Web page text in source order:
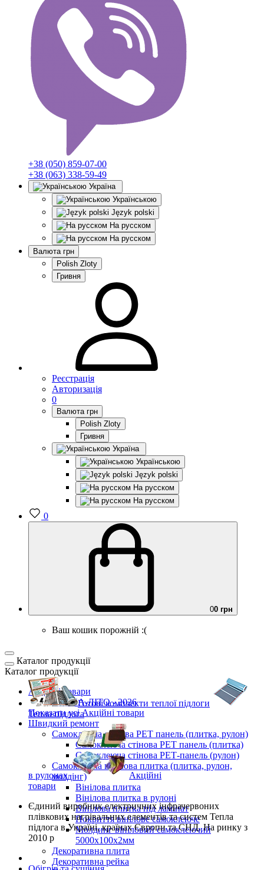
+38 (050) 859-07-00
+38 (063) 338-59-49
Україна
Українською
Język polski
На русском
На русском
Валюта грн
Polish Zloty
Гривня
Реєстрація
Авторизація
0
Валюта грн
Polish Zloty
Гривня
Україна
Українською
Język polski
На русском
На русском
0
00 грн
Ваш кошик порожній :(
Каталог продукції
Каталог продукції
Акційні товари
ВЕСНА-ЛІТО - 2026
Показати усі Акційні товари
Швидкий ремонт
Самоклеюча стінова PET панель (плитка, рулон)
Самоклеюча стінова PET панель (плитка)
Самоклеюча стінова РЕТ-панель (рулон)
Самоклеюча вінілова плитка (плитка, рулон,
молдінг)
Вінілова плитка
Вінілова плитка в рулоні
Вінілова плитка під ламінат
Покриття вінілове самоклеюче
Молдинг вініловий самоклеючий
5000х100х2мм
Декоративна плита
Декоративна рейка
Готові комплекти теплої підлоги
Тепла підлога
в рулонах
Акційні
товари
Єдиний виробникелектричних інфрачервоних
плівкових нагрівальних елементів та систем Тепла
підлога в Україні, країнах Європи та СНД.На ринку з
2010 р